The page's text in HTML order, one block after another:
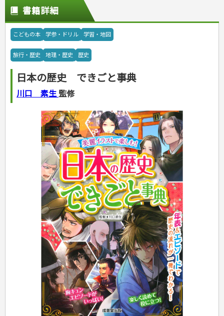
スポーツ
スポーツルール
野球
ゴルフ
トレーニング
ジュニアスポーツ
その他スポーツ
自然・アウトドア・ペット
アウトドア
犬・猫
ペット・飼育
園芸・野菜づくり
雑学
娯楽・ゲーム・占い
ナンプレ
囲碁・将棋・麻雀
ゲーム・マジック
家相・風水・占い
カルチャー・芸術・趣味
鉄道・車・自転車
音楽・楽器
趣味・鑑賞・カメラ
絵画・デッサン
俳句・詩・ことば
辞典・語学
辞典
語学・旅行会話
運転免許
原付・二輪
普通免許
その他免許
生活・暮らし
料理
料理・レシピ
各国料理
健康メニュー・ダイエット
調理器具クッキング
お菓子・ケーキ・パン
飲み物・お酒
手芸・クラフト
ソーイング
インテリア・ハウジング
美容・ファッション
メイク・ネイル・ヘア
着物・着つけ
冠婚葬祭・スピーチ・マナー
手紙・ペン字
妊娠・出産・育児
妊娠・出産・育児
離乳食・幼児食・こどもレシピ
健康と保育
家庭医学・健康
ツボ・マッサージ
家庭医学・病気
健康知識
栄養事典
生活習慣病
看護・介護
看護一般
介護一般
保育・教育
パネルシアター
指導マニュアル
こどもの本
児童一般
なぞなぞ・ゲーム
占い・心理ゲーム
読み物・絵本
音と光のでる絵本
夏休みドリル
総復習ドリル
自由研究・読書感想文
えんぴつちょう
就職活動
就職活動
公務員試験
資格試験
検定試験・資格試験
漢字検定・数学検定
簿記検定
看護・薬学
ケアマネジャー
介護・社会福祉士
保育士
司法書士・社労士
行政書士・宅建
衛生管理・運行管理
建築・土木
電気・危険物
調理師
スキル・キャリアアップ
危険物取扱者
消防設備士
登録販売者
その他資格試験
ビジネス
経営・経済・法律
マネー・株・資産
ビジネス・法律
簿記・経理・税金・保険
その他ビジネス
自己啓発
自己啓発
ビジネス読み物
旅行・歴史
国内・海外旅行
国外旅行
国内旅行
散歩・グルメ
地理・歴史
地理・地図
歴史
成美文庫
その他文庫
ダイアリー
ダイアリー
プラチナダイアリー プレステージ
書籍詳細
こどもの本 学参・ドリル 学習・地図
旅行・歴史 地理・歴史 歴史
日本の歴史 できごと事典
川口 素生 監修